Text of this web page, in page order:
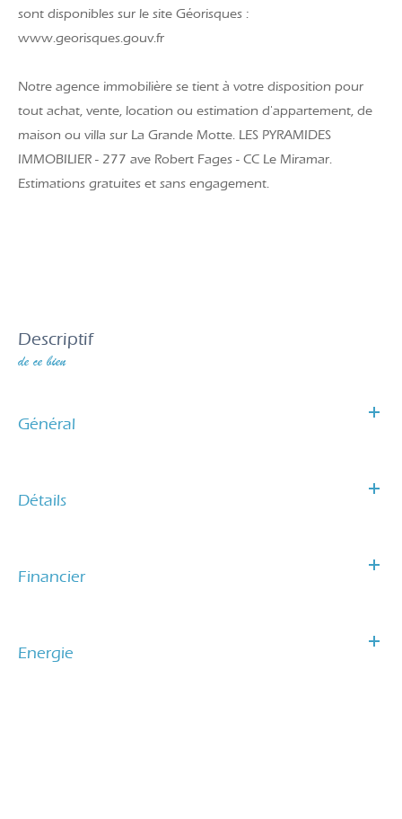
sont disponibles sur le site Géorisques :
www.georisques.gouv.fr
Notre agence immobilière se tient à votre disposition pour
tout achat, vente, location ou estimation d'appartement, de
maison ou villa sur La Grande Motte. LES PYRAMIDES
IMMOBILIER - 277 ave Robert Fages - CC Le Miramar.
Estimations gratuites et sans engagement.
descriptif
de ce bien
Général
Détails
Financier
Energie